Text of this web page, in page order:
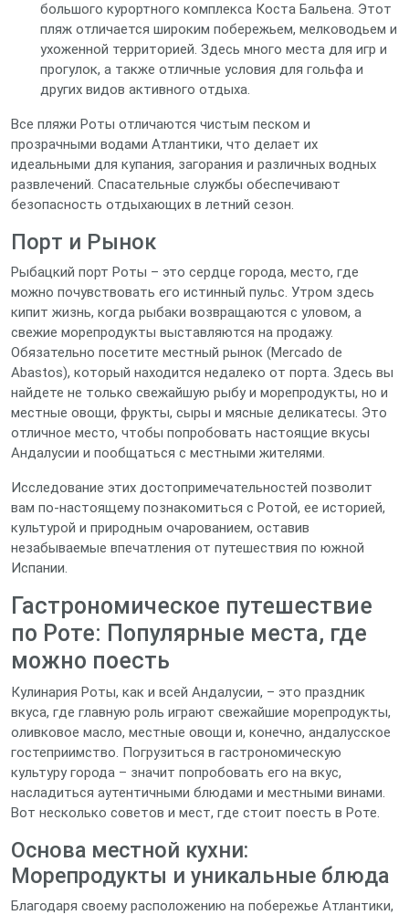
большого курортного комплекса Коста Бальена. Этот
пляж отличается широким побережьем, мелководьем и
ухоженной территорией. Здесь много места для игр и
прогулок, а также отличные условия для гольфа и
других видов активного отдыха.
Все пляжи Роты отличаются чистым песком и
прозрачными водами Атлантики, что делает их
идеальными для купания, загорания и различных водных
развлечений. Спасательные службы обеспечивают
безопасность отдыхающих в летний сезон.
Порт и Рынок
Рыбацкий порт Роты – это сердце города, место, где
можно почувствовать его истинный пульс. Утром здесь
кипит жизнь, когда рыбаки возвращаются с уловом, а
свежие морепродукты выставляются на продажу.
Обязательно посетите местный рынок (Mercado de
Abastos), который находится недалеко от порта. Здесь вы
найдете не только свежайшую рыбу и морепродукты, но и
местные овощи, фрукты, сыры и мясные деликатесы. Это
отличное место, чтобы попробовать настоящие вкусы
Андалусии и пообщаться с местными жителями.
Исследование этих достопримечательностей позволит
вам по-настоящему познакомиться с Ротой, ее историей,
культурой и природным очарованием, оставив
незабываемые впечатления от путешествия по южной
Испании.
Гастрономическое путешествие
по Роте: Популярные места, где
можно поесть
Кулинария Роты, как и всей Андалусии, – это праздник
вкуса, где главную роль играют свежайшие морепродукты,
оливковое масло, местные овощи и, конечно, андалусское
гостеприимство. Погрузиться в гастрономическую
культуру города – значит попробовать его на вкус,
насладиться аутентичными блюдами и местными винами.
Вот несколько советов и мест, где стоит поесть в Роте.
Основа местной кухни:
Морепродукты и уникальные блюда
Благодаря своему расположению на побережье Атлантики,